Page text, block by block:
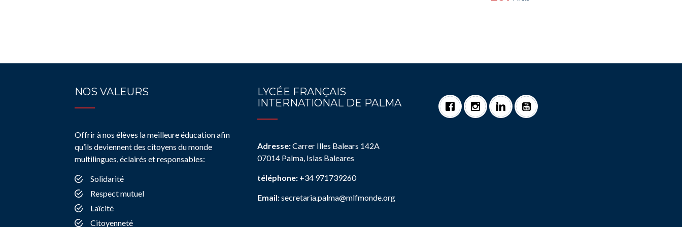
NOS VALEURS
Offrir à nos élèves la meilleure éducation afin
qu’ils deviennent des citoyens du monde
multilingues, éclairés et responsables:
Solidarité
Respect mutuel
Laïcité
Citoyenneté
LYCÉE FRANÇAIS
INTERNATIONAL DE PALMA
Adresse:Carrer Illes Balears 142A
07014 Palma, Islas Baleares
téléphone: +34 971739260
Email:secretaria.palma@mlfmonde.org